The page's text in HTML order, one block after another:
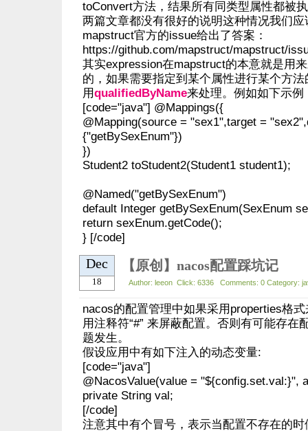
toConvert方法，结果所有同类型属性都被
两篇文章都没有很好的说明这种情况我们
mapstruct官方的issue给出了答案：
https://github.com/mapstruct/mapstruct/
其实expression在mapstruct的本意就是用
的，如果需要指定到某个属性进行某个方
用qualifiedByName来处理。例如如下示例
[code="java"] @Mappings({
@Mapping(source = "sex1",target =
{"getBySexEnum"})
})
Student2 toStudent2(Student1 student1);
@Named("getBySexEnum")
default Integer getBySexEnum(SexEnum
return sexEnum.getCode();
} [/code]
Dec
18
【原创】nacos配置踩坑记
Author: leeon Click: 6336 Comments: 0 Category:
nacos的配置管理中如果采用properties格
用注释符“#” 来屏蔽配置。否则有可能存在
题发生。
假设应用中有如下注入的动态变量:
[code="java"]
@NacosValue(value = "${config.set.val:}",
private String val;
[/code]
注意其中有个冒号，表示当配置不存在的